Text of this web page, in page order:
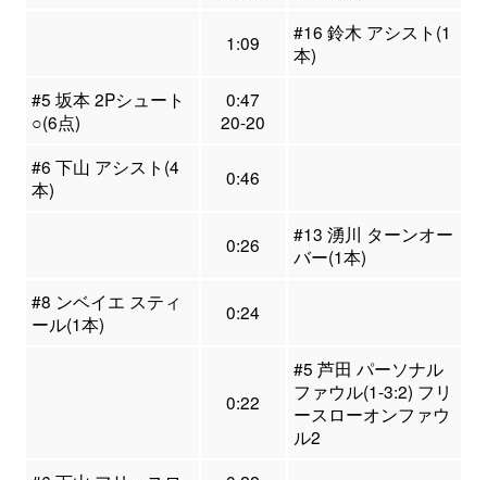
1:09
#16 鈴木 アシスト(1
本)
#5 坂本 2Pシュート
○(6点)
0:47
20-20
#6 下山 アシスト(4
本)
0:46
0:26
#13 湧川 ターンオー
バー(1本)
#8 ンベイエ スティ
ール(1本)
0:24
0:22
#5 芦田 パーソナル
ファウル(1-3:2) フリ
ースローオンファウ
ル2